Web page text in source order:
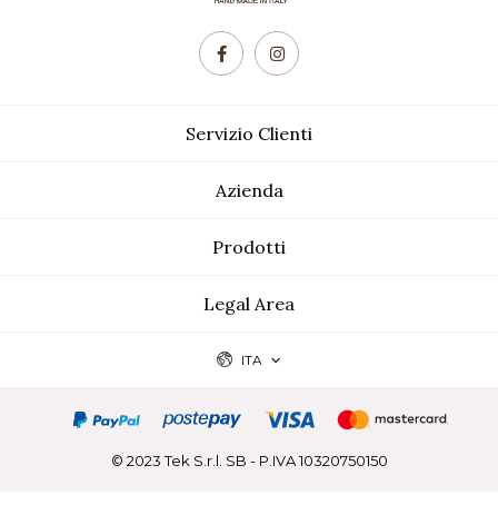
Servizio Clienti
Legal Area
Azienda
Prodotti
ITA
© 2023 Tek S.r.l. SB - P.IVA 10320750150